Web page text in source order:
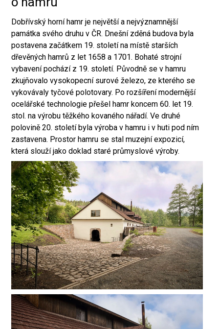
Dobřívský horní hamr je největší a nejvýznamnější
památka svého druhu v ČR. Dnešní zděná budova byla
postavena začátkem 19. století na místě starších
dřevěných hamrů z let 1658 a 1701. Bohaté strojní
vybavení pochází z 19. století. Původně se v hamru
zkujňovalo vysokopecní surové železo, ze kterého se
vykovávaly tyčové polotovary. Po rozšíření modernější
ocelářské technologie přešel hamr koncem 60. let 19.
stol. na výrobu těžkého kovaného nářadí. Ve druhé
polovině 20. století byla výroba v hamru i v huti pod ním
zastavena. Prostor hamru se stal muzejní expozicí,
která slouží jako doklad staré průmyslové výroby.